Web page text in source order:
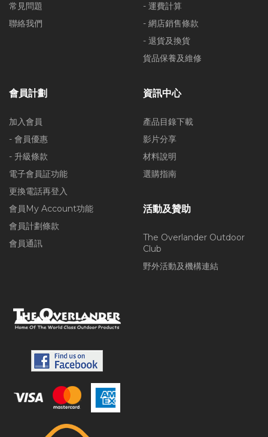
常見問題
聯絡我們
- 運費計算
- 網店銷售條款
- 退貨及換貨
貨品保養及維修
會員計劃
加入會員
- 會員優惠
- 升級條款
電子會員証功能
更換電話再登入
會員My Account功能
會員計劃條款
會員通訊
資訊中心
產品目錄下載
影片分享
材料說明
選購指南
活動及贊助
The Overlander Outdoor
Club
野外活動及機構連結